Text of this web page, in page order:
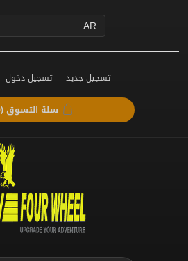
تسجيل جديد تسجيل دخول
سلة التسوق(0)